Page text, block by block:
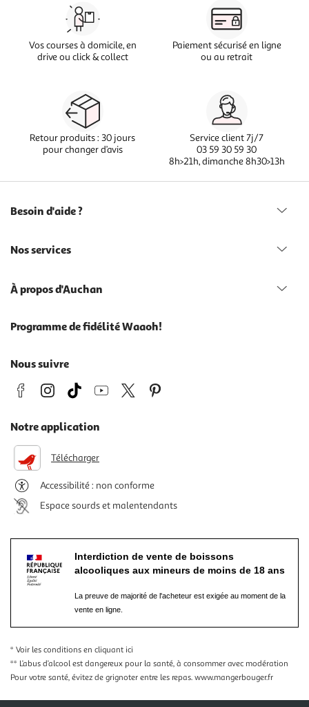
Vos courses à domicile, en
drive ou click & collect
Paiement sécurisé en ligne
ou au retrait
Retour produits : 30 jours
pour changer d’avis
Service client 7j/7
03 59 30 59 30
8h>21h, dimanche 8h30>13h
Besoin d'aide ?
Nos services
À propos d'Auchan
Programme de fidélité Waaoh!
Nous suivre
Notre application
Télécharger
Accessibilité : non conforme
Espace sourds et malentendants
Interdiction de vente de boissons
alcooliques aux mineurs de moins de 18 ans
La preuve de majorité de l'acheteur est exigée au moment de la
vente en ligne.
* Voir les conditions en cliquant ici
** L’abus d’alcool est dangereux pour la santé, à consommer avec modération
Pour votre santé, évitez de grignoter entre les repas. www.mangerbouger.fr